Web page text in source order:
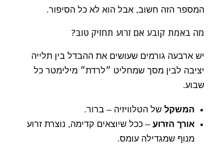
המספר הזה חשוב, אבל הוא לא כל הסיפור.
מה באמת קובע אם זרוע תחזיק טוב?
יש ארבעה גורמים שעושים את ההבדל בין תלייה
יציבה לבין מסך שמחליט ״לרדת״ מילימטר כל
שבוע.
המשקל של הטלוויזיה – ברור.
אורך הזרוע – ככל שיוצאים קדימה, נוצרת זרוע
מנוף שמגדילה עומס.